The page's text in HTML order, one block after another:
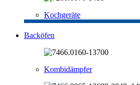
Kochgeräte
Backöfen
Kombidämpfer